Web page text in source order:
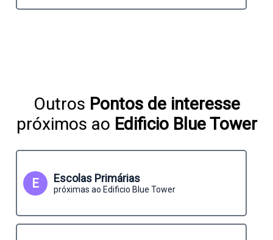
Outros Pontos de interesse
próximos ao Edificio Blue Tower
E Escolas Primárias
próximas ao Edificio Blue Tower